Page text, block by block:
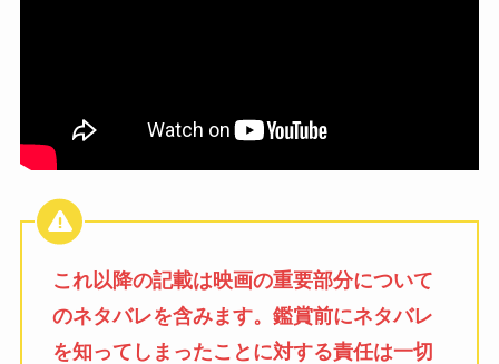
これ以降の記載は映画の重要部分について
のネタバレを含みます。鑑賞前にネタバレ
を知ってしまったことに対する責任は一切